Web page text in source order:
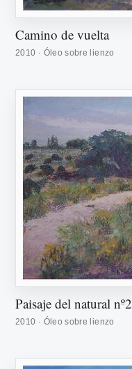
Camino de vuelta
2010 · Óleo sobre lienzo
Paisaje del natural nº2
2010 · Óleo sobre lienzo